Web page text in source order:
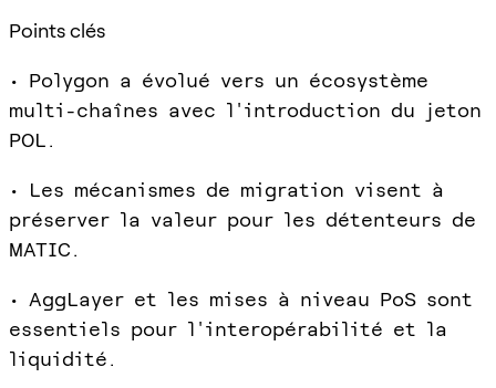
Points clés
• Polygon a évolué vers un écosystème
multi-chaînes avec l'introduction du jeton
POL.
• Les mécanismes de migration visent à
préserver la valeur pour les détenteurs de
MATIC.
• AggLayer et les mises à niveau PoS sont
essentiels pour l'interopérabilité et la
liquidité.